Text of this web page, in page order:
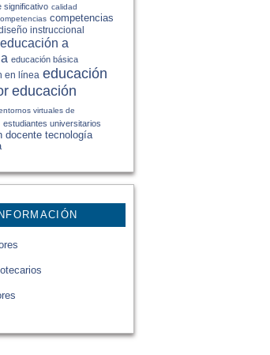
significativo calidad
competencias
instruccional
educación a
educación básica
en línea educación
educación
virtuales de
estudiantes universitarios
docente tecnología
INFORMACIÓN